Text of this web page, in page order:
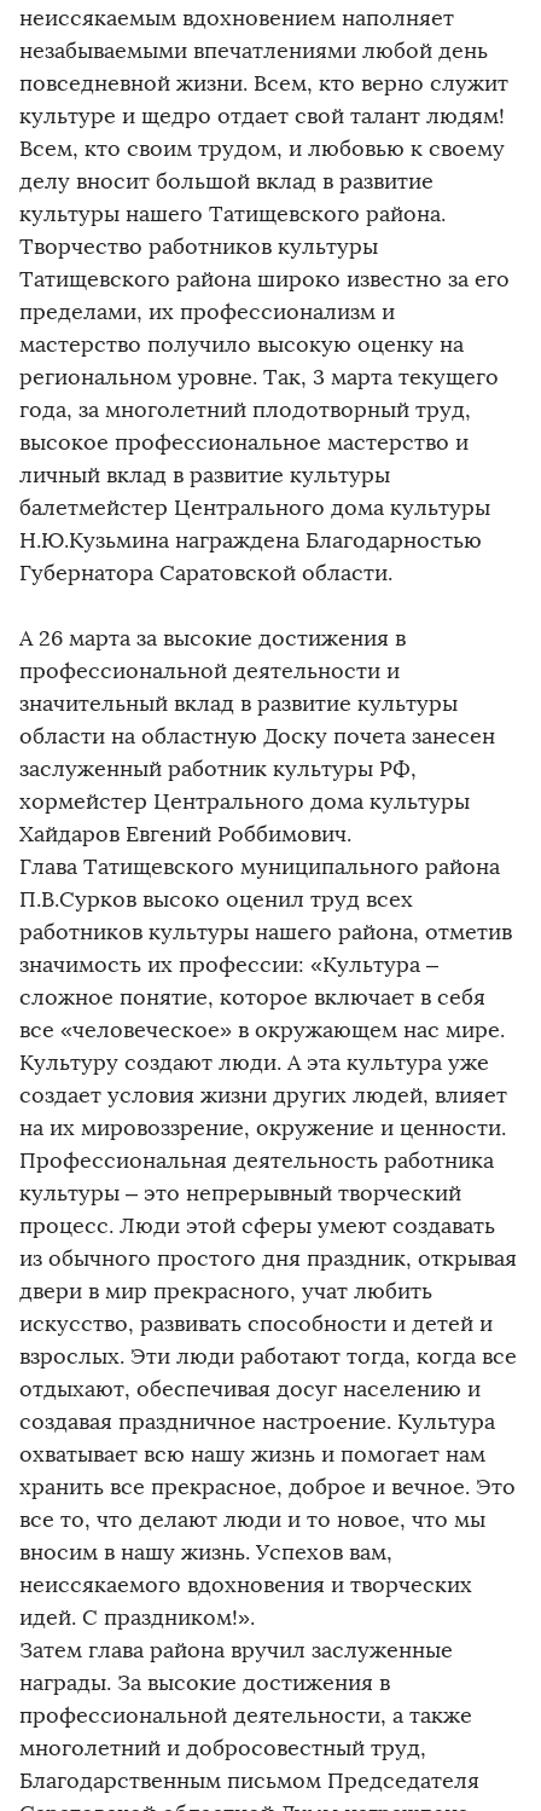
неиссякаемым вдохновением наполняет
незабываемыми впечатлениями любой день
повседневной жизни. Всем, кто верно служит
культуре и щедро отдает свой талант людям!
Всем, кто своим трудом, и любовью к своему
делу вносит большой вклад в развитие
культуры нашего Татищевского района.
Творчество работников культуры
Татищевского района широко известно за его
пределами, их профессионализм и
мастерство получило высокую оценку на
региональном уровне. Так, 3 марта текущего
года, за многолетний плодотворный труд,
высокое профессиональное мастерство и
личный вклад в развитие культуры
балетмейстер Центрального дома культуры
Н.Ю.Кузьмина награждена Благодарностью
Губернатора Саратовской области.
А 26 марта за высокие достижения в
профессиональной деятельности и
значительный вклад в развитие культуры
области на областную Доску почета занесен
заслуженный работник культуры РФ,
хормейстер Центрального дома культуры
Хайдаров Евгений Роббимович.
Глава Татищевского муниципального района
П.В.Сурков высоко оценил труд всех
работников культуры нашего района, отметив
значимость их профессии: «Культура –
сложное понятие, которое включает в себя
все «человеческое» в окружающем нас мире.
Культуру создают люди. А эта культура уже
создает условия жизни других людей, влияет
на их мировоззрение, окружение и ценности.
Профессиональная деятельность работника
культуры – это непрерывный творческий
процесс. Люди этой сферы умеют создавать
из обычного простого дня праздник, открывая
двери в мир прекрасного, учат любить
искусство, развивать способности и детей и
взрослых. Эти люди работают тогда, когда все
отдыхают, обеспечивая досуг населению и
создавая праздничное настроение. Культура
охватывает всю нашу жизнь и помогает нам
хранить все прекрасное, доброе и вечное. Это
все то, что делают люди и то новое, что мы
вносим в нашу жизнь. Успехов вам,
неиссякаемого вдохновения и творческих
идей. С праздником!».
Затем глава района вручил заслуженные
награды. За высокие достижения в
профессиональной деятельности, а также
многолетний и добросовестный труд,
Благодарственным письмом Председателя